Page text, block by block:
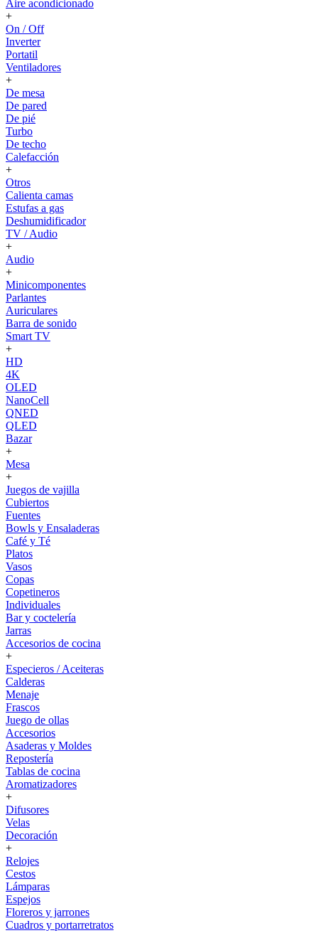
Aire acondicionado
+
On / Off
Inverter
Portatil
Ventiladores
+
De mesa
De pared
De pié
Turbo
De techo
Calefacción
+
Otros
Calienta camas
Estufas a gas
Deshumidificador
TV / Audio
+
Audio
+
Minicomponentes
Parlantes
Auriculares
Barra de sonido
Smart TV
+
HD
4K
OLED
NanoCell
QNED
QLED
Bazar
+
Mesa
+
Juegos de vajilla
Cubiertos
Fuentes
Bowls y Ensaladeras
Café y Té
Platos
Vasos
Copas
Copetineros
Individuales
Bar y coctelería
Jarras
Accesorios de cocina
+
Especieros / Aceiteras
Calderas
Menaje
Frascos
Juego de ollas
Accesorios
Asaderas y Moldes
Repostería
Tablas de cocina
Aromatizadores
+
Difusores
Velas
Decoración
+
Relojes
Cestos
Lámparas
Espejos
Floreros y jarrones
Cuadros y portarretratos